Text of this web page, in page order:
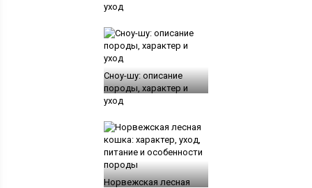
уход
Сноу-шу: описание
породы, характер и
уход
Норвежская лесная